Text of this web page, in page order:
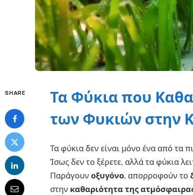
SHARE
Τα Φύκια που
των Φυκιών στην
Τα φύκια δεν είναι μόνο ένα από τα
Ίσως δεν το ξέρετε, αλλά τα φύκια
Παράγουν οξυγόνο, απορροφούν το
στην καθαριότητα της